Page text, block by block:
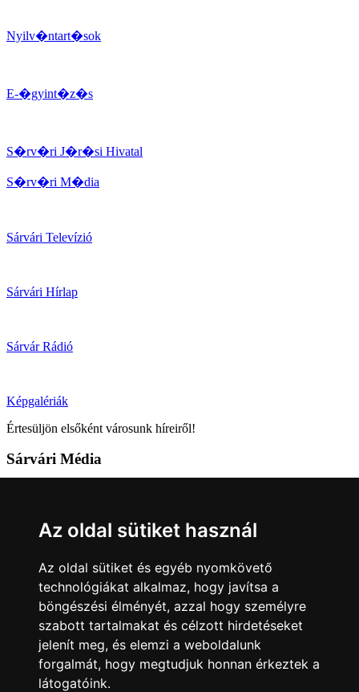
Az oldal sütiket használ
Az oldal sütiket és egyéb nyomkövető
technológiákat alkalmaz, hogy javítsa a
böngészési élményét, azzal hogy személyre
szabott tartalmakat és célzott hirdetéseket
jelenít meg, és elemzi a weboldalunk
forgalmát, hogy megtudjuk honnan érkeztek a
látogatóink.
Nyilv�ntart�sok
E-�gyint�z�s
S�rv�ri J�r�si Hivatal
S�rv�ri M�dia
Sárvári Televízió
Sárvári Hírlap
Sárvár Rádió
Képgalériák
Értesüljön elsőként városunk híreiről!
Sárvári Média
Kövess minket!
Sárvár lendületben Sárvár lendületben
Nyilatkozatok
Impresszum Felhasználási feltételek Adatkezelési tájékoztató
Akadálymentesítési nyilatkozat